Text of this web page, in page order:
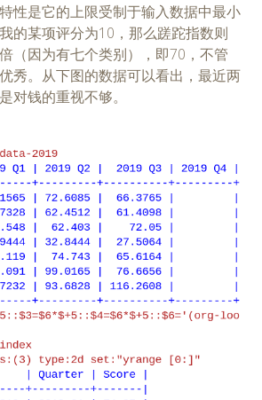
性是它的上限受制于输入数据中最小
的某项评分为10，那么蹉跎指数则
（因为有七个类别），即70，不管
秀。从下图的数据可以看出，最近两
对钱的重视不够。